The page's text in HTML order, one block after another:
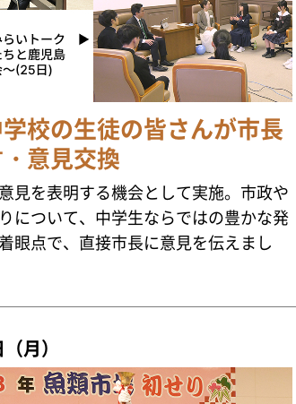
校の生徒の皆さんが市長
意見交換
見を表明する機会として実施。市政や
について、中学生ならではの豊かな発
眼点で、直接市長に意見を伝えまし
月）